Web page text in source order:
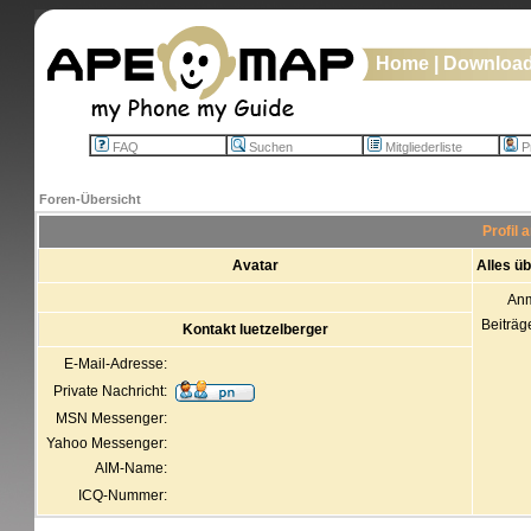
Home
FAQ Suchen Mitgliederliste
Foren-Übersicht
Profil
Avatar Alles
Kontakt luetzelberger
E-Mail-Adresse:
Private Nachricht:
MSN Messenger:
Yahoo Messenger:
AIM-Name:
ICQ-Nummer: